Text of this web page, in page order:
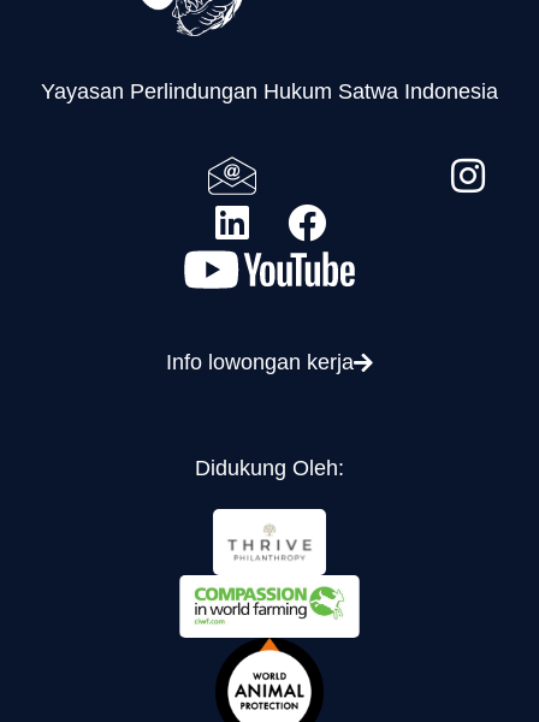
Yayasan Perlindungan Hukum Satwa Indonesia
Info lowongan kerja
Didukung Oleh: